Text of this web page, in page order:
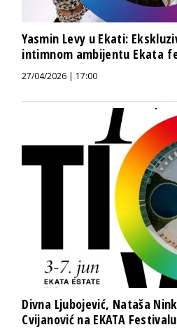
Yasmin Levy u Ekati:
intimnom ambijentu Ekata
27/04/2026 | 17:00
Divna Ljubojević, Nataša
Cvijanović na EKATA Festivalu